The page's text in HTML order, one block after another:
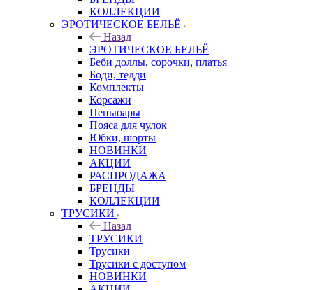
КОЛЛЕКЦИИ
ЭРОТИЧЕСКОЕ БЕЛЬЁ
Назад
ЭРОТИЧЕСКОЕ БЕЛЬЁ
Беби доллы, сорочки, платья
Боди, тедди
Комплекты
Корсажи
Пеньюары
Пояса для чулок
Юбки, шорты
НОВИНКИ
АКЦИИ
РАСПРОДАЖА
БРЕНДЫ
КОЛЛЕКЦИИ
ТРУСИКИ
Назад
ТРУСИКИ
Трусики
Трусики с доступом
НОВИНКИ